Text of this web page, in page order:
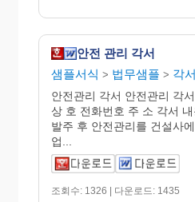
안전 관리 각서
샘플서식 > 법무샘플 > 각서
안전관리 각서 안전관리 각
상 호 전화번호 주 소 각서
발주 후 안전관리를 건설사
업...
조회수: 1326 | 다운로드: 1435